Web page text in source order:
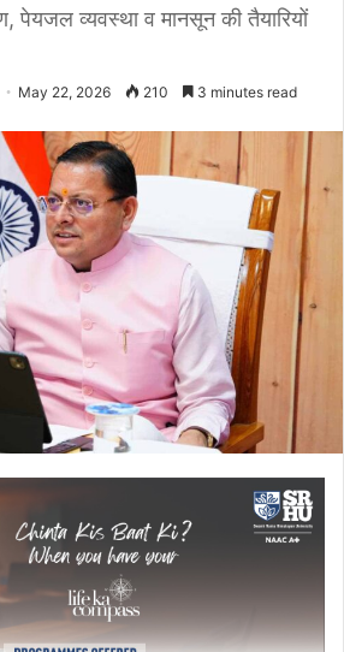
पेयजल व्यवस्था व मानसून की तैयारियों
May 22, 2026 210 3 minutes read